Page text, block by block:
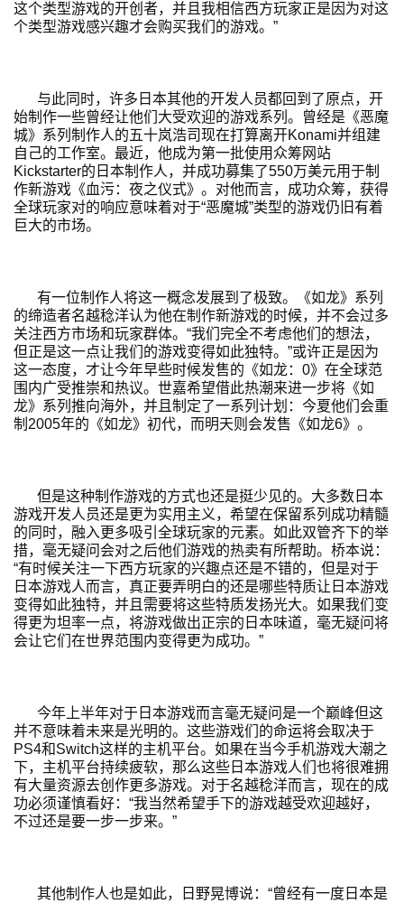
这个类型游戏的开创者，并且我相信西方玩家正是因为对这
个类型游戏感兴趣才会购买我们的游戏。”
与此同时，许多日本其他的开发人员都回到了原点，开
始制作一些曾经让他们大受欢迎的游戏系列。曾经是《恶魔
城》系列制作人的五十岚浩司现在打算离开Konami并组建
自己的工作室。最近，他成为第一批使用众筹网站
Kickstarter的日本制作人，并成功募集了550万美元用于制
作新游戏《血污：夜之仪式》。对他而言，成功众筹，获得
全球玩家对的响应意味着对于“恶魔城”类型的游戏仍旧有着
巨大的市场。
有一位制作人将这一概念发展到了极致。《如龙》系列
的缔造者名越稔洋认为他在制作新游戏的时候，并不会过多
关注西方市场和玩家群体。“我们完全不考虑他们的想法，
但正是这一点让我们的游戏变得如此独特。”或许正是因为
这一态度，才让今年早些时候发售的《如龙：0》在全球范
围内广受推崇和热议。世嘉希望借此热潮来进一步将《如
龙》系列推向海外，并且制定了一系列计划：今夏他们会重
制2005年的《如龙》初代，而明天则会发售《如龙6》。
但是这种制作游戏的方式也还是挺少见的。大多数日本
游戏开发人员还是更为实用主义，希望在保留系列成功精髓
的同时，融入更多吸引全球玩家的元素。如此双管齐下的举
措，毫无疑问会对之后他们游戏的热卖有所帮助。桥本说：
“有时候关注一下西方玩家的兴趣点还是不错的，但是对于
日本游戏人而言，真正要弄明白的还是哪些特质让日本游戏
变得如此独特，并且需要将这些特质发扬光大。如果我们变
得更为坦率一点，将游戏做出正宗的日本味道，毫无疑问将
会让它们在世界范围内变得更为成功。”
今年上半年对于日本游戏而言毫无疑问是一个巅峰但这
并不意味着未来是光明的。这些游戏们的命运将会取决于
PS4和Switch这样的主机平台。如果在当今手机游戏大潮之
下，主机平台持续疲软，那么这些日本游戏人们也将很难拥
有大量资源去创作更多游戏。对于名越稔洋而言，现在的成
功必须谨慎看好：“我当然希望手下的游戏越受欢迎越好，
不过还是要一步一步来。”
其他制作人也是如此，日野晃博说：“曾经有一度日本是